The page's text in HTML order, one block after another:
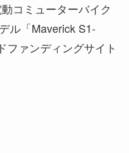
コミューターバイク
ル「Maverick S1-
ファンディングサイト